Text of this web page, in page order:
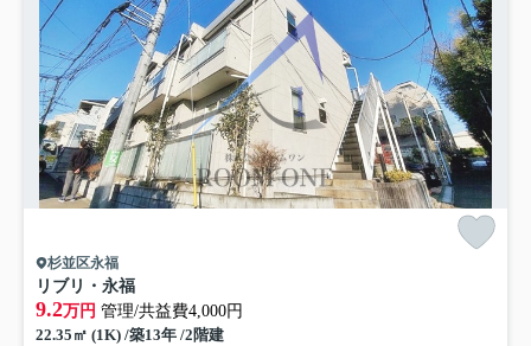
杉並区永福
リブリ・永福
9.2万円 管理/共益費4,000円
22.35㎡ (1K) /築13年 /2階建